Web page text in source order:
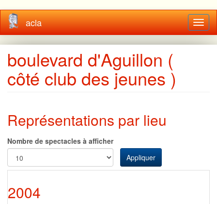
Aller
au
contenu
principal
acla
boulevard d'Aguillon (
côté club des jeunes )
Représentations par lieu
Nombre de spectacles à afficher
Appliquer
2004